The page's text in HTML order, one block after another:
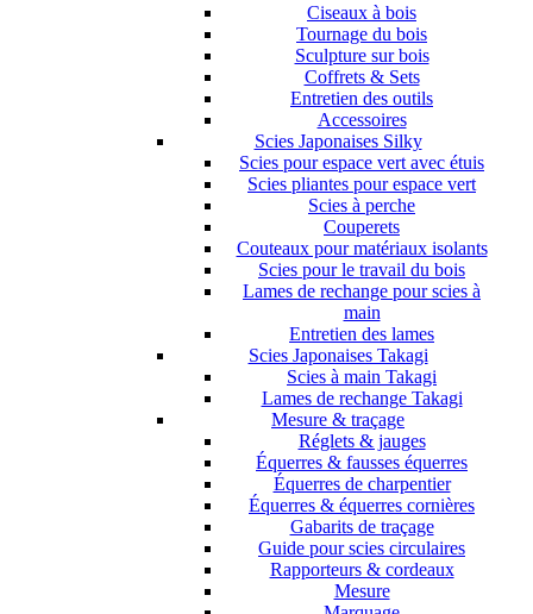
Ciseaux à bois
Tournage du bois
Sculpture sur bois
Coffrets & Sets
Entretien des outils
Accessoires
Scies Japonaises Silky
Scies pour espace vert avec étuis
Scies pliantes pour espace vert
Scies à perche
Couperets
Couteaux pour matériaux isolants
Scies pour le travail du bois
Lames de rechange pour scies à
main
Entretien des lames
Scies Japonaises Takagi
Scies à main Takagi
Lames de rechange Takagi
Mesure & traçage
Réglets & jauges
Équerres & fausses équerres
Équerres de charpentier
Équerres & équerres cornières
Gabarits de traçage
Guide pour scies circulaires
Rapporteurs & cordeaux
Mesure